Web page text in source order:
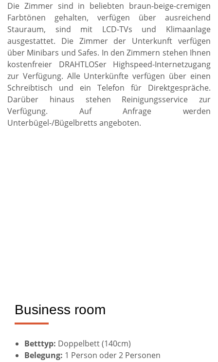
Die Zimmer sind in beliebten braun-beige-cremigen
Farbtönen gehalten, verfügen über ausreichend
Stauraum, sind mit LCD-TVs und Klimaanlage
ausgestattet. Die Zimmer der Unterkunft verfügen
über Minibars und Safes. In den Zimmern stehen Ihnen
kostenfreier DRAHTLOSer Highspeed-Internetzugang
zur Verfügung. Alle Unterkünfte verfügen über einen
Schreibtisch und ein Telefon für Direktgespräche.
Darüber hinaus stehen Reinigungsservice zur
Verfügung. Auf Anfrage werden
Unterbügel-/Bügelbretts angeboten.
Business room
Betttyp: Doppelbett (140cm)
Belegung: 1 Person oder 2 Personen